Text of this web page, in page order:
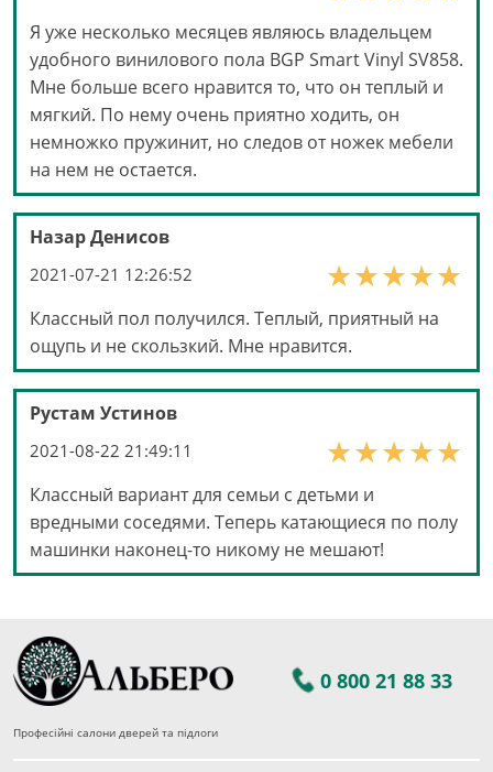
Я уже несколько месяцев являюсь владельцем
удобного винилового пола BGP Smart Vinyl SV858.
Мне больше всего нравится то, что он теплый и
мягкий. По нему очень приятно ходить, он
немножко пружинит, но следов от ножек мебели
на нем не остается.
Назар Денисов
2021-07-21 12:26:52
Классный пол получился. Теплый, приятный на
ощупь и не скользкий. Мне нравится.
Рустам Устинов
2021-08-22 21:49:11
Классный вариант для семьи с детьми и
вредными соседями. Теперь катающиеся по полу
машинки наконец-то никому не мешают!
0 800 21 88 33
Професійні салони дверей та підлоги